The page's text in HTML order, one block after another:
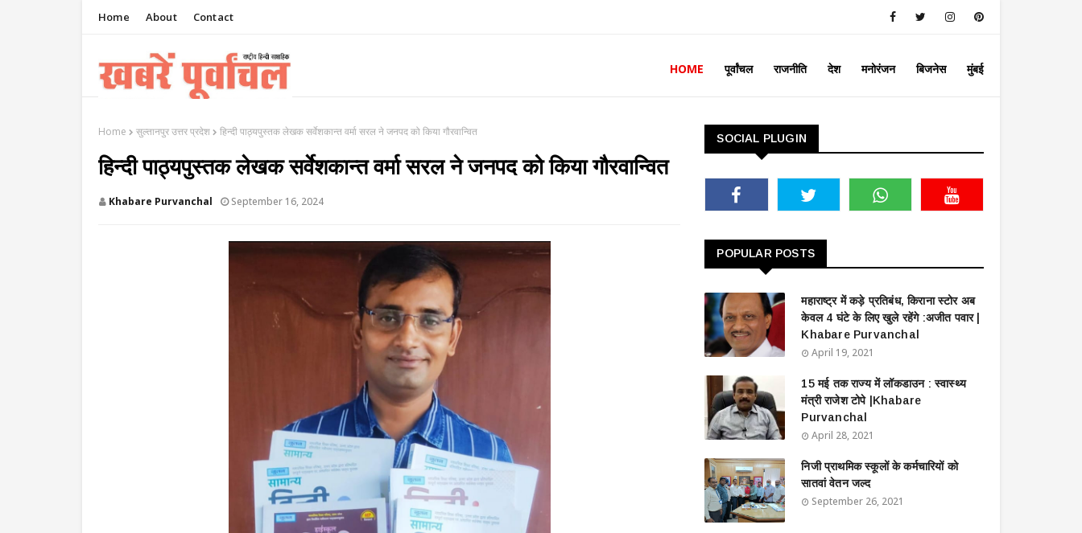
Home About Contact
HOME पूर्वांचल राजनीति देश मनोरंजन बिजनेस मुंबई
Home सुल्तानपुर उत्तर प्रदेश हिन्दी पाठ्यपुस्तक लेखक सर्वेशकान्त वर्मा सरल ने जनपद को किया गौरवान्वित
हिन्दी पाठ्यपुस्तक लेखक सर्वेशकान्त वर्मा सरल ने जनपद को किया गौरवान्वित
Khabare Purvanchal September 16, 2024
SOCIAL PLUGIN
POPULAR POSTS
महाराष्ट्र में कड़े प्रतिबंध, किराना स्टोर अब
केवल 4 घंटे के लिए खुले रहेंगे :अजीत पवार |
Khabare Purvanchal
April 19, 2021
15 मई तक राज्य में लॉकडाउन : स्वास्थ्य
मंत्री राजेश टोपे |Khabare
Purvanchal
April 28, 2021
निजी प्राथमिक स्कूलों के कर्मचारियों को
सातवां वेतन जल्द
September 26, 2021